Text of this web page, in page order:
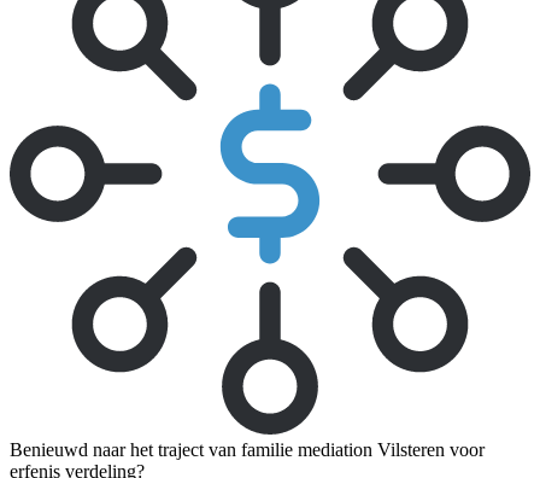
Benieuwd naar het traject van familie mediation Vilsteren voor
erfenis verdeling?